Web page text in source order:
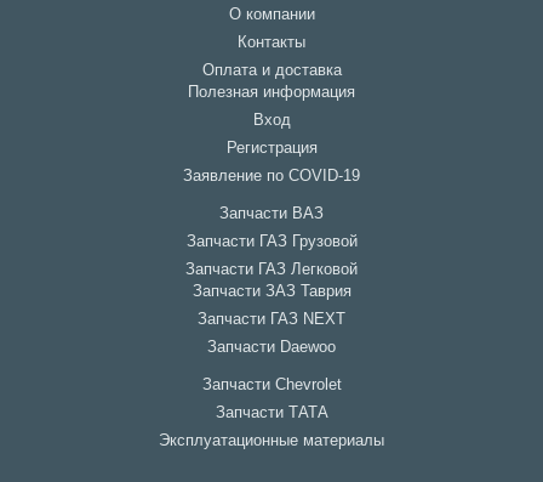
О компании
Контакты
Оплата и доставка
Полезная информация
Вход
Регистрация
Заявление по COVID-19
Запчасти ВАЗ
Запчасти ГАЗ Грузовой
Запчасти ГАЗ Легковой
Запчасти ЗАЗ Таврия
Запчасти ГАЗ NEXT
Запчасти Daewoo
Запчасти Chevrolet
Запчасти ТАТА
Эксплуатационные материалы